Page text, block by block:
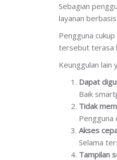
Sebagian
layanan
Pengguna
tersebut terasa
Keunggulan lain
Dapat
Baik
Tidak
Pengguna
Akses
Selama
Tampilan